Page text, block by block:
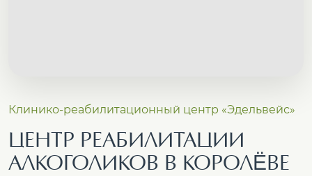
Клинико-реабилитационный центр «Эдельвейс»
ЦЕНТР РЕАБИЛИТАЦИИ
АЛКОГОЛИКОВ В КОРОЛЁВЕ